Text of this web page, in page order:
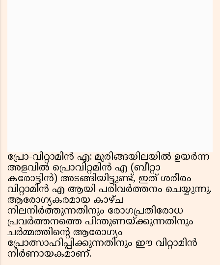
പ്രോ-വിറ്റാമിന്‍ എ: മുരിങ്ങയിലയില്‍ ഉയര്‍ന്ന
അളവില്‍ പ്രൊവിറ്റമിന്‍ എ (ബീറ്റാ
കരോട്ടിന്‍) അടങ്ങിയിട്ടുണ്ട്, ഇത് ശരീരം
വിറ്റാമിന്‍ എ ആയി പരിവര്‍ത്തനം ചെയ്യുന്നു.
ആരോഗ്യകരമായ കാഴ്ച
നിലനിര്‍ത്തുന്നതിനും രോഗപ്രതിരോധ
പ്രവര്‍ത്തനത്തെ പിന്തുണയ്ക്കുന്നതിനും
ചര്‍മ്മത്തിന്റെ ആരോഗ്യം
പ്രോത്സാഹിപ്പിക്കുന്നതിനും ഈ വിറ്റാമിന്‍
നിര്‍ണായകമാണ്.